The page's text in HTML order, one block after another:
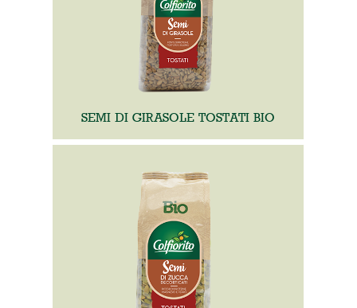
SEMI DI GIRASOLE TOSTATI BIO